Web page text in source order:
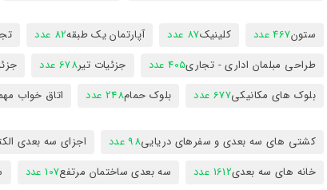
ستون467 عدد کلینیک87 عدد آپارتمان یک طبقه82 عدد
طراحی مبلمان اداری - تجاری405 عدد جزئیات تیر678 عدد
بلوک های مکانیکی677 عدد بلوک حمام248 عدد اتاق خواب
کشتی های سه بعدی و سفرهای دریایی98 عدد اجزای سه بعدی
خانه های سه بعدی1612 عدد سه بعدی ساختمان مرتفع107 عدد